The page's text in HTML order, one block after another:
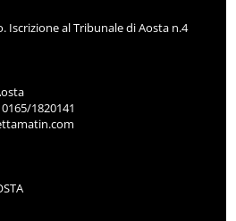
Iscrizione al Tribunale di Aosta n.4
1820141